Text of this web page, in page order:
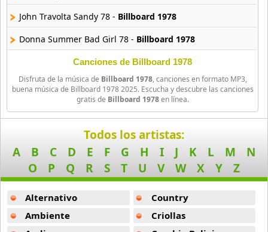
John Travolta Sandy 78 - Billboard 1978
Donna Summer Bad Girl 78 - Billboard 1978
John Paul Young Love Is In Air 78 -Billboard 1978
Andy Gibb Shadow Dancing 78 -Billboard 1978
The Cars Just Whant I Needed 78 -
O M D Electricity 78 - Billboard 1978
Sweet Love Is Like Oxygen 78 -Billboard 1978
Canciones de Billboard 1978
Disfruta de la música de Billboard 1978, canciones en formato MP3,
buena música de Billboard 1978 2025. Escucha y descubre las canciones
gratis de Billboard 1978en línea.
Todos los artistas:
A
B C D E F G H I J K L M
N
O
P Q R S T U V W X Y Z
Alternativo
Ambiente
Country
Criollas